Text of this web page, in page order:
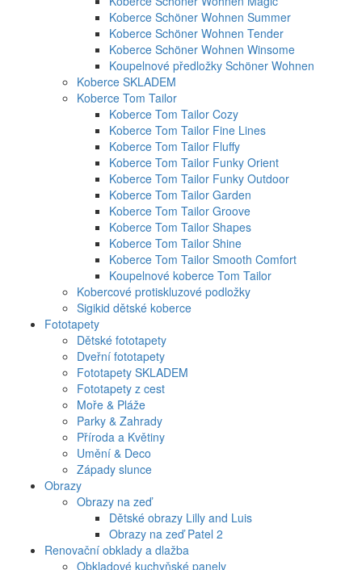
Koberce Schöner Wohnen Summer
Koberce Schöner Wohnen Tender
Koberce Schöner Wohnen Winsome
Koupelnové předložky Schöner Wohnen
Koberce SKLADEM
Koberce Tom Tailor
Koberce Tom Tailor Cozy
Koberce Tom Tailor Fine Lines
Koberce Tom Tailor Fluffy
Koberce Tom Tailor Funky Orient
Koberce Tom Tailor Funky Outdoor
Koberce Tom Tailor Garden
Koberce Tom Tailor Groove
Koberce Tom Tailor Shapes
Koberce Tom Tailor Shine
Koberce Tom Tailor Smooth Comfort
Koupelnové koberce Tom Tailor
Kobercové protiskluzové podložky
Sigikid dětské koberce
Fototapety
Dětské fototapety
Dveřní fototapety
Fototapety SKLADEM
Fototapety z cest
Moře & Pláže
Parky & Zahrady
Příroda a Květiny
Umění & Deco
Západy slunce
Obrazy
Obrazy na zeď
Dětské obrazy Lilly and Luis
Obrazy na zeď Patel 2
Renovační obklady a dlažba
Obkladové kuchyňské panely